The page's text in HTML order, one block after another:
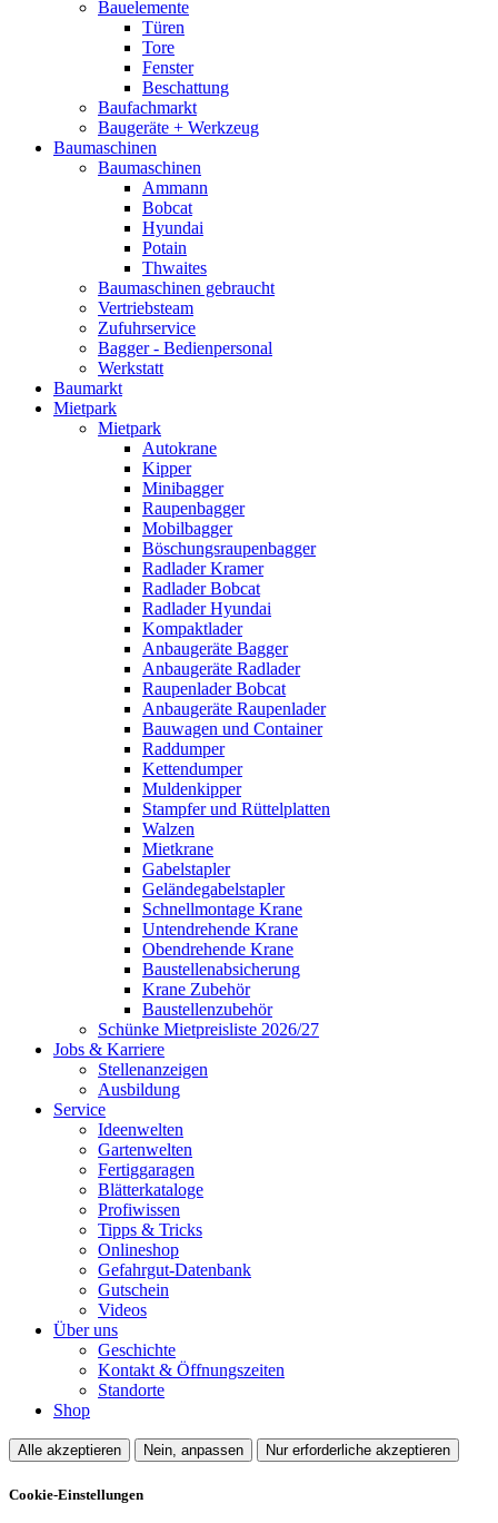
Bauelemente
Türen
Tore
Fenster
Beschattung
Baufachmarkt
Baugeräte + Werkzeug
Baumaschinen
Baumaschinen
Ammann
Bobcat
Hyundai
Potain
Thwaites
Baumaschinen gebraucht
Vertriebsteam
Zufuhrservice
Bagger - Bedienpersonal
Werkstatt
Baumarkt
Mietpark
Mietpark
Autokrane
Kipper
Minibagger
Raupenbagger
Mobilbagger
Böschungsraupenbagger
Radlader Kramer
Radlader Bobcat
Radlader Hyundai
Kompaktlader
Anbaugeräte Bagger
Anbaugeräte Radlader
Raupenlader Bobcat
Anbaugeräte Raupenlader
Bauwagen und Container
Raddumper
Kettendumper
Muldenkipper
Stampfer und Rüttelplatten
Walzen
Mietkrane
Gabelstapler
Geländegabelstapler
Schnellmontage Krane
Untendrehende Krane
Obendrehende Krane
Baustellenabsicherung
Krane Zubehör
Baustellenzubehör
Schünke Mietpreisliste 2026/27
Jobs & Karriere
Stellenanzeigen
Ausbildung
Service
Ideenwelten
Gartenwelten
Fertiggaragen
Blätterkataloge
Profiwissen
Tipps & Tricks
Onlineshop
Gefahrgut-Datenbank
Gutschein
Videos
Über uns
Geschichte
Kontakt & Öffnungszeiten
Standorte
Shop
Alle akzeptieren Nein, anpassen Nur erforderliche akzeptieren
Cookie-Einstellungen